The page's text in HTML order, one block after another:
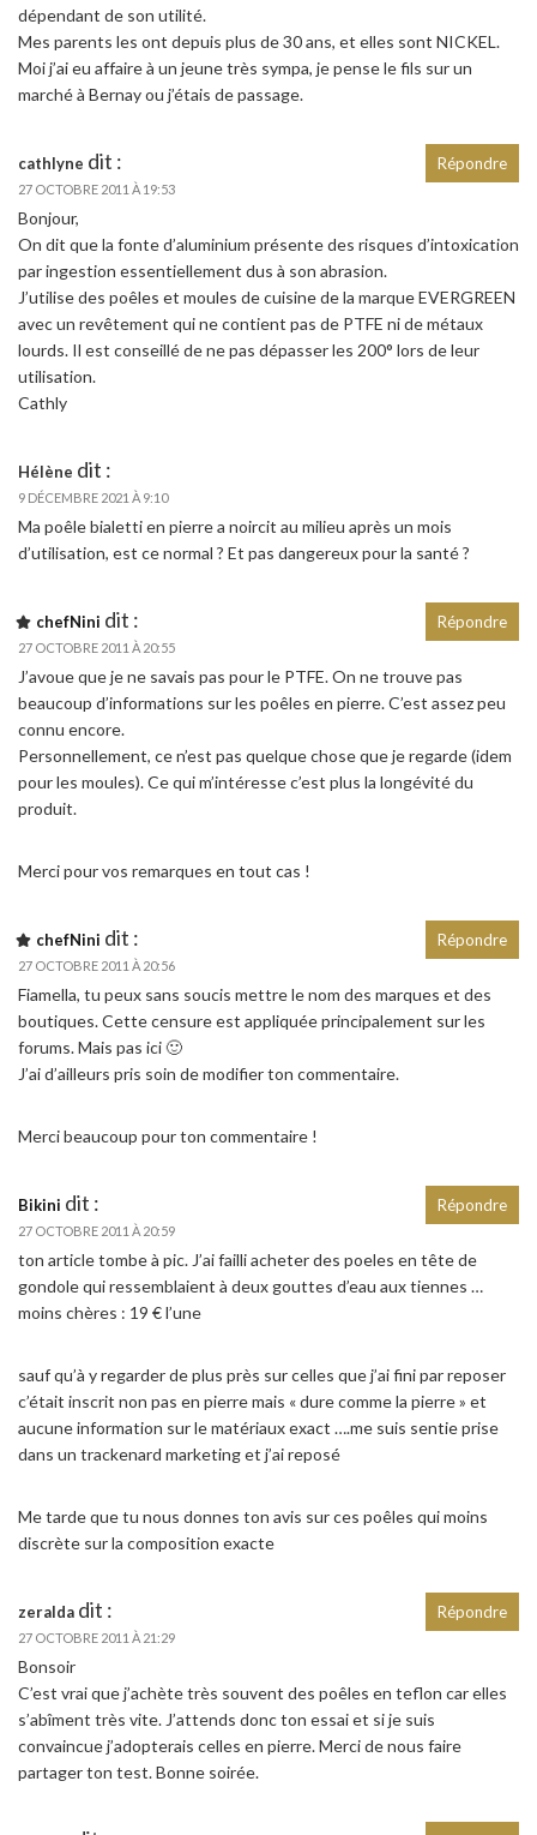
dépendant de son utilité.
Mes parents les ont depuis plus de 30 ans, et elles sont NICKEL.
Moi j’ai eu affaire à un jeune très sympa, je pense le fils sur un
marché à Bernay ou j’étais de passage.
cathlyne dit :
27 OCTOBRE 2011 À 19:53
Bonjour,
On dit que la fonte d’aluminium présente des risques d’intoxication
par ingestion essentiellement dus à son abrasion.
J’utilise des poêles et moules de cuisine de la marque EVERGREEN
avec un revêtement qui ne contient pas de PTFE ni de métaux
lourds. Il est conseillé de ne pas dépasser les 200° lors de leur
utilisation.
Cathly
Répondre
Hélène dit :
9 DÉCEMBRE 2021 À 9:10
Ma poêle bialetti en pierre a noircit au milieu après un mois
d’utilisation, est ce normal ? Et pas dangereux pour la santé ?
chefNini dit :
27 OCTOBRE 2011 À 20:55
J’avoue que je ne savais pas pour le PTFE. On ne trouve pas
beaucoup d’informations sur les poêles en pierre. C’est assez peu
connu encore.
Personnellement, ce n’est pas quelque chose que je regarde (idem
pour les moules). Ce qui m’intéresse c’est plus la longévité du
produit.
Merci pour vos remarques en tout cas !
Répondre
chefNini dit :
27 OCTOBRE 2011 À 20:56
Fiamella, tu peux sans soucis mettre le nom des marques et des
boutiques. Cette censure est appliquée principalement sur les
forums. Mais pas ici 🙂
J’ai d’ailleurs pris soin de modifier ton commentaire.
Merci beaucoup pour ton commentaire !
Répondre
Bikini dit :
27 OCTOBRE 2011 À 20:59
ton article tombe à pic. J’ai failli acheter des poeles en tête de
gondole qui ressemblaient à deux gouttes d’eau aux tiennes …
moins chères : 19 € l’une
sauf qu’à y regarder de plus près sur celles que j’ai fini par reposer
c’était inscrit non pas en pierre mais « dure comme la pierre » et
aucune information sur le matériaux exact ….me suis sentie prise
dans un trackenard marketing et j’ai reposé
Me tarde que tu nous donnes ton avis sur ces poêles qui moins
discrète sur la composition exacte
Répondre
zeralda dit :
27 OCTOBRE 2011 À 21:29
Bonsoir
C’est vrai que j’achète très souvent des poêles en teflon car elles
s’abîment très vite. J’attends donc ton essai et si je suis
convaincue j’adopterais celles en pierre. Merci de nous faire
partager ton test. Bonne soirée.
Répondre